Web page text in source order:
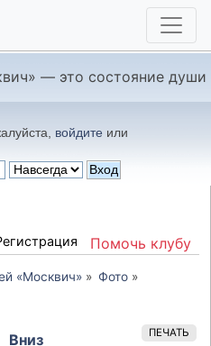
— это состояние души
войдите или
Помочь клубу
«Москвич» » Фото»
ПЕЧАТЬ
Вниз